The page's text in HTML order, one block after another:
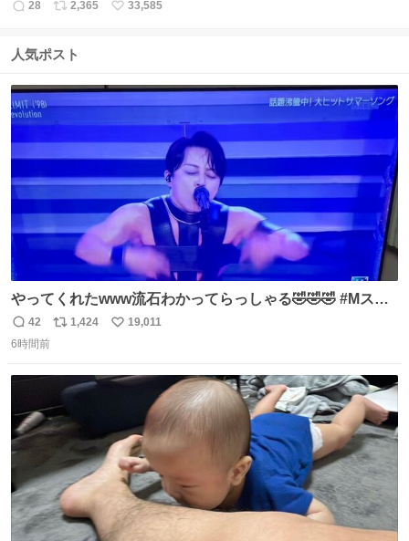
返
数
28
リ
ス
数
2,365
い
33,585
人気ポスト
やってくれたwww流石わかってらっしゃる🤣🤣🤣 #Mステ
#西川貴教
返
信
42
リ
ト
数
1,424
い
19,011
6時間前